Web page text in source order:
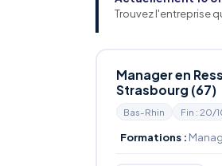
Trouvez l'entreprise
Manager en
Strasbourg (67)
Bas-Rhin Fin : 20/
Formations :